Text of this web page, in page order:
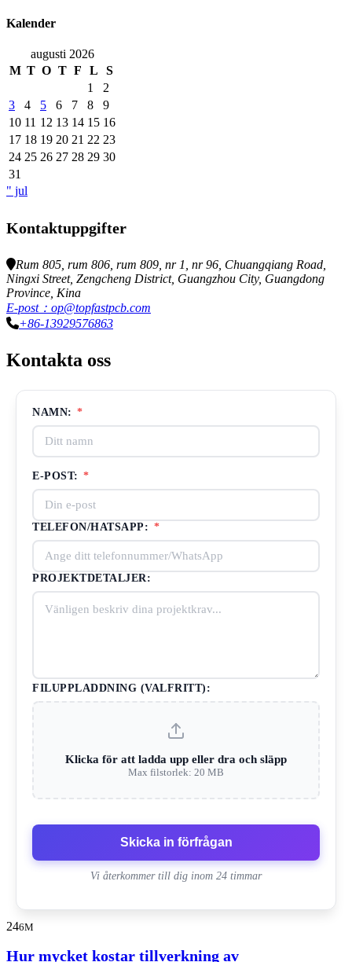
Kalender
augusti 2026
M T O T F L
S
1
2
3
4 5 6 7 8
9
10 11 12 13 14 15 16
17 18 19 20 21 22 23
24 25 26 27 28 29 30
31
" jul
Kontaktuppgifter
Rum 805, rum 806, rum 809, nr 1, nr 96, Chuangqiang Road,
Ningxi Street, Zengcheng District, Guangzhou City, Guangdong
Province, Kina
E-post：op@topfastpcb.com
+86-13929576863
Kontakta oss
NAMN: *
E-POST: *
TELEFON/HATSAPP: *
PROJEKTDETALJER:
FILUPPLADDNING (VALFRITT):
Klicka för att ladda upp eller dra och släpp
Max filstorlek: 20 MB
Skicka in förfrågan
Vi återkommer till dig inom 24 timmar
246M
Hur mycket kostar tillverkning av